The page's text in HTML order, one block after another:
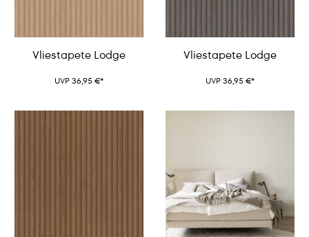
Vliestapete Lodge
UVP 36,95 €*
Vliestapete Lodge
UVP 36,95 €*